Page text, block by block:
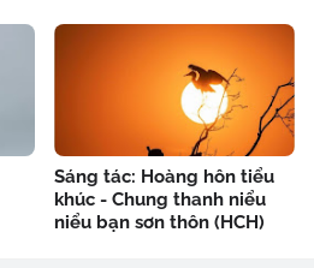
Sáng tác: Hoàng hôn tiểu
khúc - Chung thanh niểu
niểu bạn sơn thôn (HCH)